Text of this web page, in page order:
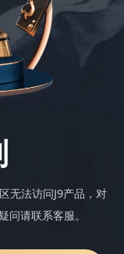
无法访问J9产品，对
问请联系客服。